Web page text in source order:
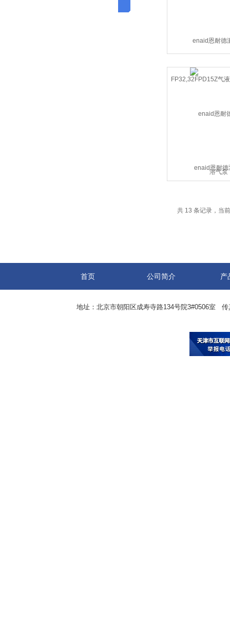
enaid恩耐德
FP32,32FPD15Z气
enaid恩耐德
共 13 条记录，当
首页 公司简介 产
地址：北京市朝阳区成寿寺路134号院3#0506室